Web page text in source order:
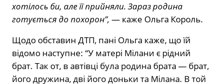
хотілось би, але її прийняли. Зараз родина
готується до похорон”, — каже Ольга Король.
Щодо обставин ДТП, пані Ольга каже, що їй
відомо наступне: “У матері Мілани є рідний
брат. Так от, в автівці була родина брата — брат,
його дружина, дві його доньки та Мілана. В той